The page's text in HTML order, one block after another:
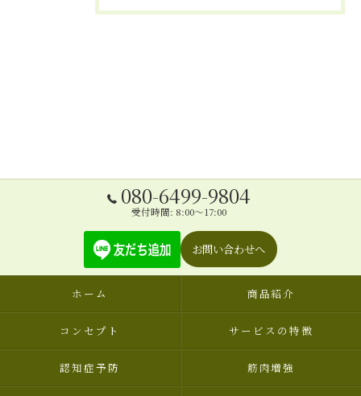
080-6499-9804
受付時間: 8:00～17:00
お問い合わせへ
ホーム 商品紹介
コンセプト サービスの特徴
認知症予防 筋肉増強